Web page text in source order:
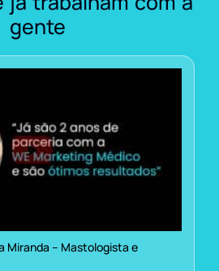
gente
Miranda – Mastologista e